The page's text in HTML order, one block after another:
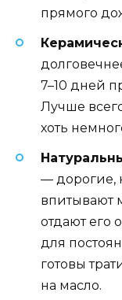
прямого
7–10 дней
Лучше
хоть
— дорогие,
впитывают
отдают его
для
готовы
на масло.